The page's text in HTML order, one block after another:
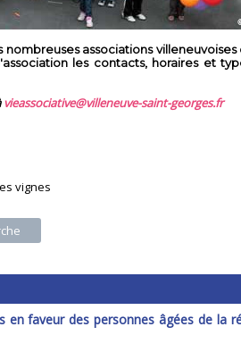
associations villeneuvoises
les contacts, horaires et
vieassociative@villeneuve-saint-georges.fr
vignes
faveur des personnes âgées de la